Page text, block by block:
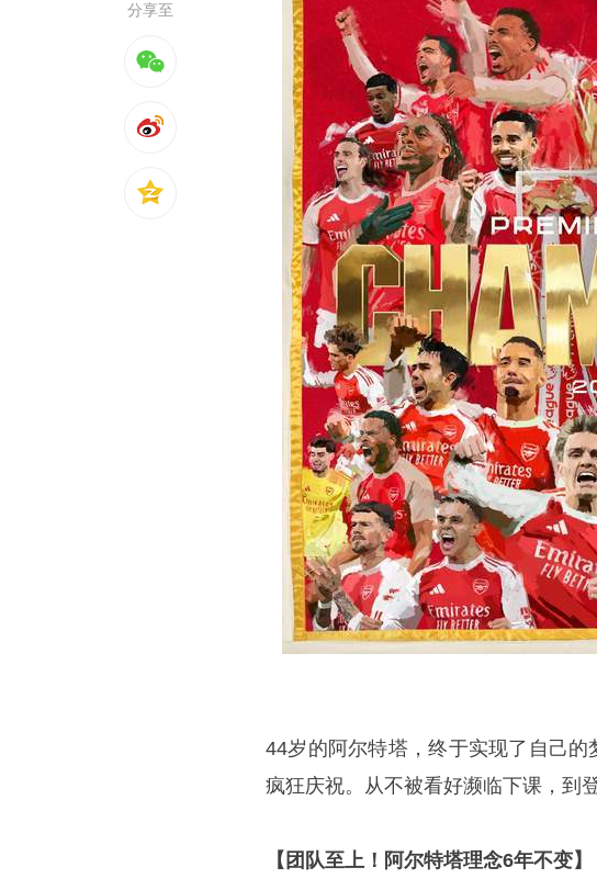
分享至
44岁的 阿尔特塔 ，终于实现了自己
疯狂庆祝。从不被看好濒临下课，到
【团队至上！阿尔特塔理念6年不变】